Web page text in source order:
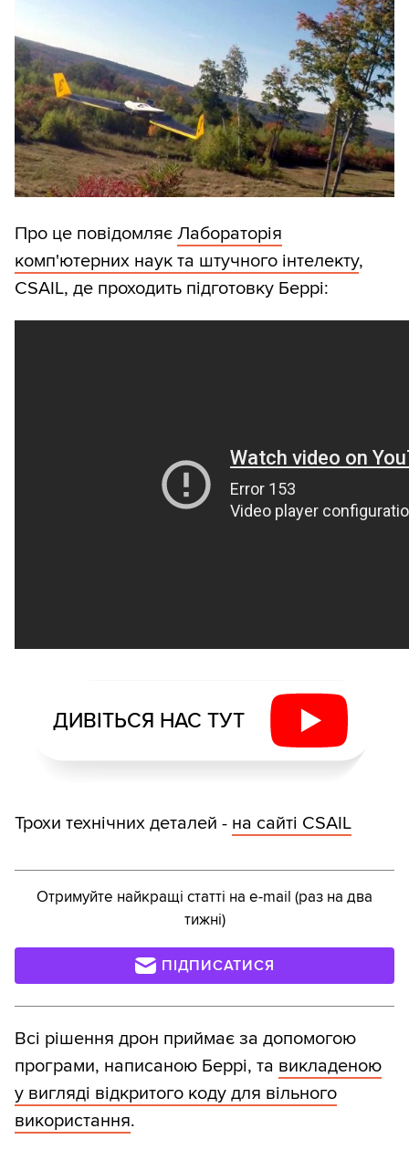
Про це повідомляє Лабораторія
комп'ютерних наук та штучного інтелекту,
CSAIL, де проходить підготовку Беррі:
ДИВІТЬСЯ НАС ТУТ
Трохи технічних деталей - на сайті CSAIL
Отримуйте найкращі статті на e-mail (раз на два
тижні)
ПІДПИСАТИСЯ
Всі рішення дрон приймає за допомогою
програми, написаною Беррі, та викладеною
у вигляді відкритого коду для вільного
використання.